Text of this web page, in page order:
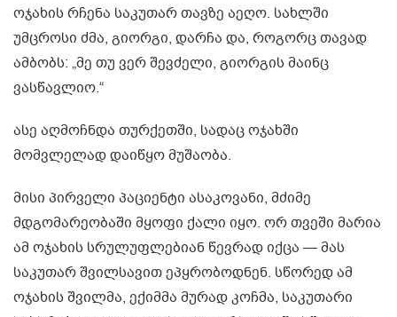
ოჯახის რჩენა საკუთარ თავზე აეღო. სახლში
უმცროსი ძმა, გიორგი, დარჩა და, როგორც თავად
ამბობს: „მე თუ ვერ შევძელი, გიორგის მაინც
ვასწავლიო.“
ასე აღმოჩნდა თურქეთში, სადაც ოჯახში
მომვლელად დაიწყო მუშაობა.
მისი პირველი პაციენტი ასაკოვანი, მძიმე
მდგომარეობაში მყოფი ქალი იყო. ორ თვეში მარია
ამ ოჯახის სრულუფლებიან წევრად იქცა — მას
საკუთარ შვილსავით ეპყრობოდნენ. სწორედ ამ
ოჯახის შვილმა, ექიმმა მურად კოჩმა, საკუთარი